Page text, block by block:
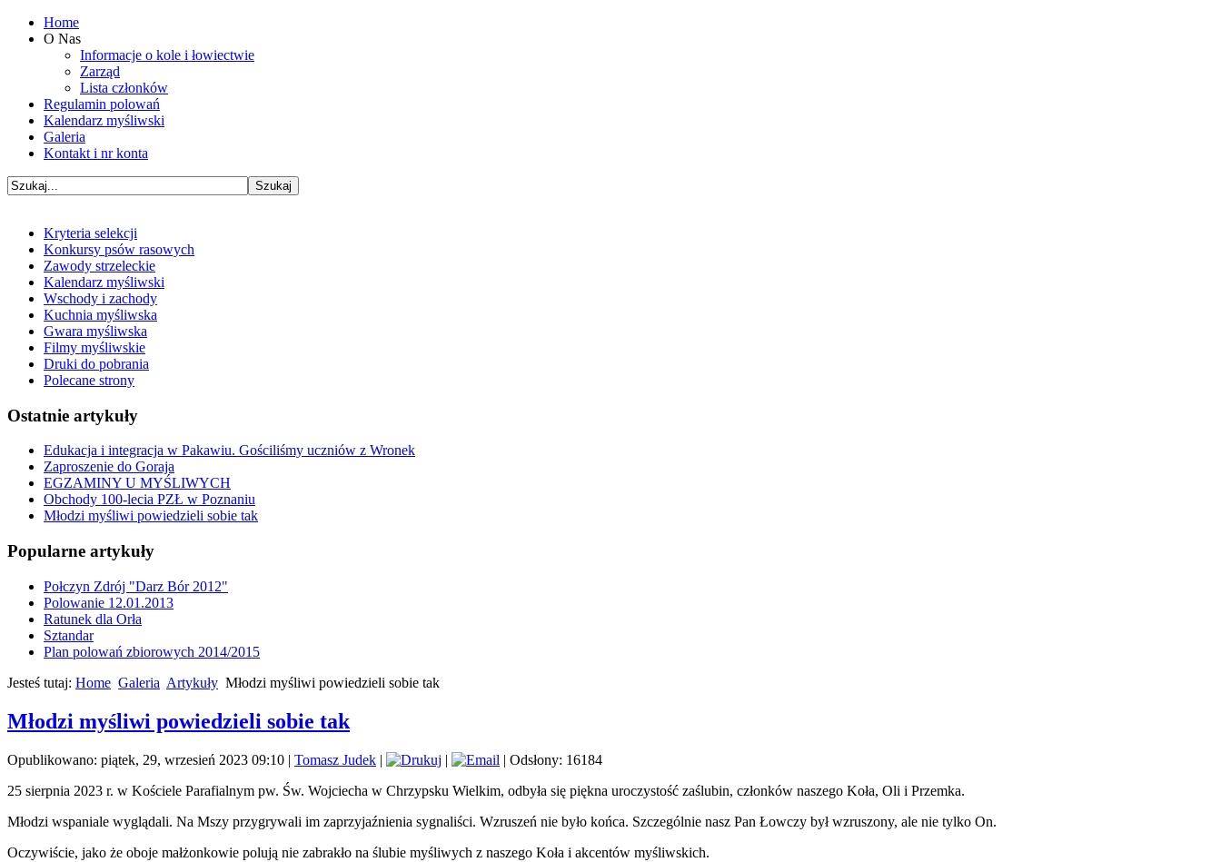
Home
O Nas
Informacje o kole i łowiectwie
Zarząd
Lista członków
Regulamin polowań
Kalendarz myśliwski
Galeria
Kontakt i nr konta
Kryteria selekcji
Konkursy psów rasowych
Zawody strzeleckie
Kalendarz myśliwski
Wschody i zachody
Kuchnia myśliwska
Gwara myśliwska
Filmy myśliwskie
Druki do pobrania
Polecane strony
Ostatnie artykuły
Edukacja i integracja w Pakawiu. Gościliśmy uczniów z Wronek
Zaproszenie do Goraja
EGZAMINY U MYŚLIWYCH
Obchody 100-lecia PZŁ w Poznaniu
Młodzi myśliwi powiedzieli sobie tak
Popularne artykuły
Połczyn Zdrój "Darz Bór 2012"
Polowanie 12.01.2013
Ratunek dla Orła
Sztandar
Plan polowań zbiorowych 2014/2015
Jesteś tutaj: Home Galeria Artykuły Młodzi myśliwi powiedzieli sobie tak
Młodzi myśliwi powiedzieli sobie tak
Opublikowano: piątek, 29, wrzesień 2023 09:10 | Tomasz Judek | |
| Odsłony: 16184
25 sierpnia 2023 r. w Kościele Parafialnym pw. Św. Wojciecha w Chrzypsku Wielkim, odbyła się piękna uroczystość zaślubin, członków naszego Koła, Oli i Przemka.
Młodzi wspaniale wyglądali. Na Mszy przygrywali im zaprzyjaźnienia sygnaliści. Wzruszeń nie było końca. Szczególnie nasz Pan Łowczy był wzruszony, ale nie tylko On.
Oczywiście, jako że oboje małżonkowie polują nie zabrakło na ślubie myśliwych z naszego Koła i akcentów myśliwskich.